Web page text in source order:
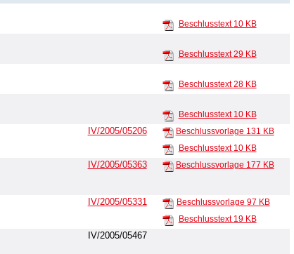
Beschlusstext 10 KB
Beschlusstext29 KB
Beschlusstext28 KB
Beschlusstext 10 KB
IV/2005/05206 Beschlussvorlage 131 KB
Beschlusstext 10 KB
IV/2005/05363 Beschlussvorlage 177 KB
IV/2005/05331 Beschlussvorlage 97 KB
Beschlusstext 19 KB
IV/2005/05467